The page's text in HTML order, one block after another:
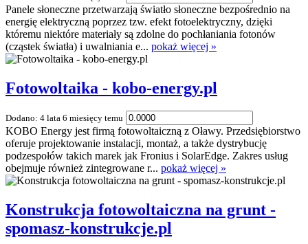
Panele słoneczne przetwarzają światło słoneczne bezpośrednio na
energię elektryczną poprzez tzw. efekt fotoelektryczny, dzięki
któremu niektóre materiały są zdolne do pochłaniania fotonów
(cząstek światła) i uwalniania e... pokaż więcej »
Fotowoltaika - kobo-energy.pl
Dodano: 4 lata 6 miesięcy temu
KOBO Energy jest firmą fotowoltaiczną z Oławy. Przedsiębiorstwo
oferuje projektowanie instalacji, montaż, a także dystrybucję
podzespołów takich marek jak Fronius i SolarEdge. Zakres usług
obejmuje również zintegrowane r... pokaż więcej »
Konstrukcja fotowoltaiczna na grunt -
spomasz-konstrukcje.pl